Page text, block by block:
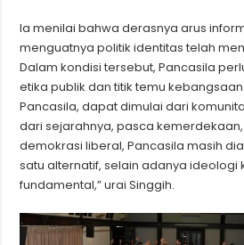
Ia menilai bahwa derasnya arus
menguatnya politik identitas telah
Dalam kondisi tersebut, Pancasila
etika publik dan titik temu
Pancasila, dapat dimulai dari
dari sejarahnya, pasca
demokrasi liberal, Pancasila masih
satu alternatif, selain adanya ideologi
fundamental,” urai Singgih.